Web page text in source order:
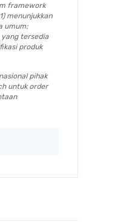
framework
menunjukkan
umum;
tersedia
produk
pihak
untuk order